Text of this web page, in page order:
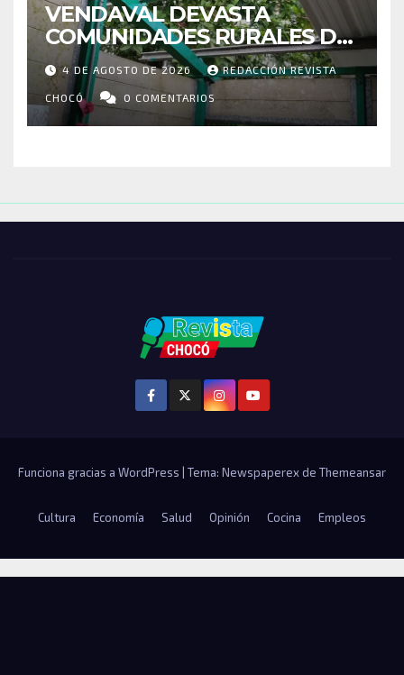
VENDAVAL DEVASTA
COMUNIDADES RURALES DE
RIOSUCIO: ESCUELAS,
VIVIENDAS Y CEMENTERIO
ENTRE LOS AFECTADOS
4 DE AGOSTO DE 2026 REDACCIÓN REVISTA
CHOCÓ 0 COMENTARIOS
Funciona gracias a WordPress Tema: Newspaperex de Themeansar
Cultura Economía Salud Opinión Cocina Empleos